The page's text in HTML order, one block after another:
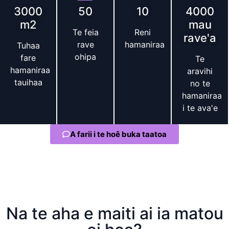
3000
m2
Tuhaa
fare
hamaniraa
tauihaa
50
Te feia
rave
ohipa
10
Reni
hamaniraa
4000
mau
rave'a
Te
aravihi
no te
hamaniraa
i te ava'e
A farii i te hoê buka taatoa
Na te aha e maiti ai ia matou